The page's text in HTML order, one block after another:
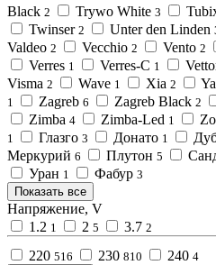
Black 2 Trywo White 3
Twinser 2 Unter den Linden
Valdeo 2 Vecchio 2 Vento 2
Verres 1 Verres-C 1
Visma 2 Wave 1 Xia 2
1 Zagreb 6 Zagreb Black 2
Zimba 4 Zimba-Led 1
1 Глазго 3 Донато 1
Меркурий 6 Плутон 5
Уран 1 Фабур 3
Показать все
Напряжение, V
1.2 1 2 5 3.7 2
220 516 230 810 240 4